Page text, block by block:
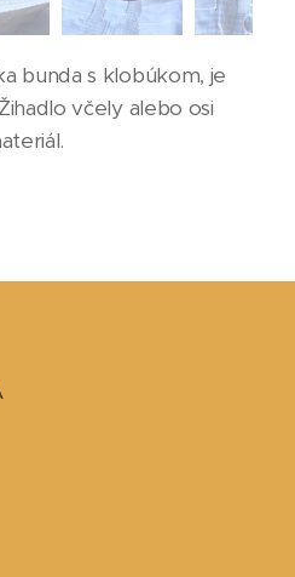
bunda s klobúkom, je
včely alebo osi